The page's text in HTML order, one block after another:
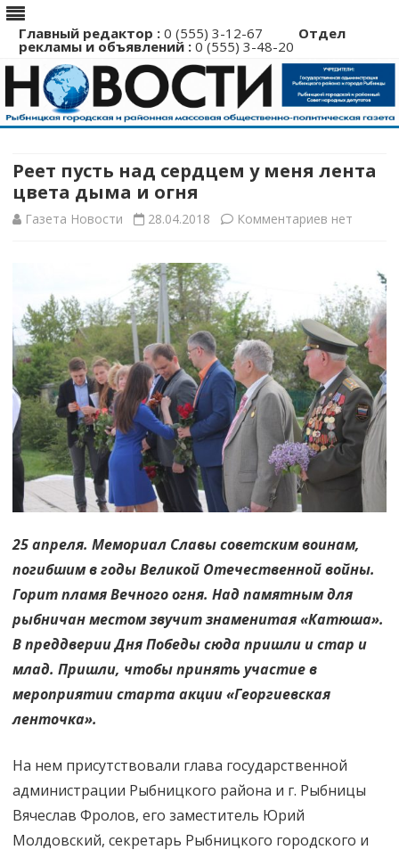
Главный редактор : 0 (555) 3-12-67 Отдел
рекламы и объявлений : 0 (555) 3-48-20
Перейти
Реет пусть над сердцем у меня лента
цвета дыма и огня
Газета Новости 28.04.2018 Комментариев к
Реет
пусть
над
сердцем
у
меня
лента
цвета
огня
нет
25 апреля. Мемориал Славы советским воинам,
погибшим в годы Великой Отечественной войны.
Горит пламя Вечного огня. Над памятным для
рыбничан местом звучит знаменитая «Катюша».
В преддверии Дня Победы сюда пришли и стар и
млад. Пришли, чтобы принять участие в
мероприятии старта акции «Георгиевская
ленточка».
На нем присутствовали глава государственной
администрации Рыбницкого района и г. Рыбницы
Вячеслав Фролов, его заместитель Юрий
Молдовский, секретарь Рыбницкого городского и